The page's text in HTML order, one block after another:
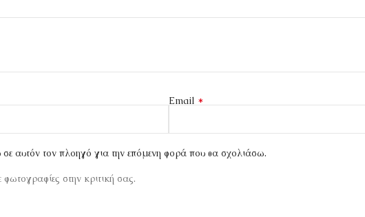
Email *
αυτόν τον πλοηγό για την επόμενη φορά που θα σχολιάσω.
φωτογραφίες στην κριτική σας.